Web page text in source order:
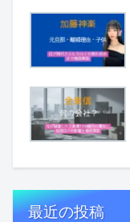
最近の投稿